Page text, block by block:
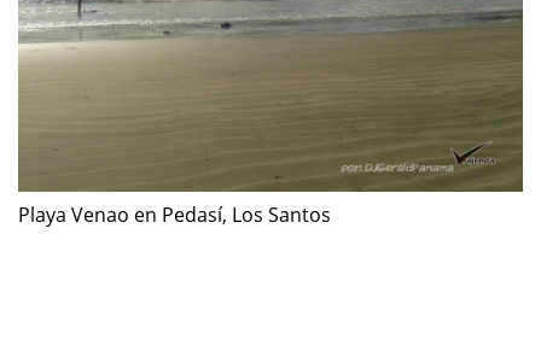
Playa Venao en Pedasí, Los Santos